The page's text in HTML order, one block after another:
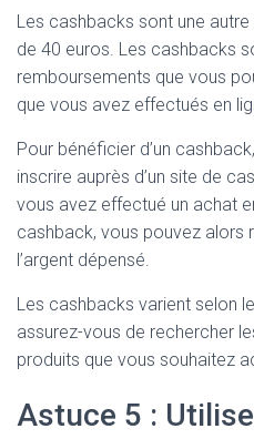
Les cashbacks sont une
de 40 euros. Les cashbacks
remboursements que vous
que vous avez effectués en
Pour bénéficier d’un
inscrire auprès d’un site de
vous avez effectué un achat
cashback, vous pouvez alors
l’argent dépensé.
Les cashbacks varient selon
assurez-vous de rechercher
produits que vous souhaitez
Astuce 5 :